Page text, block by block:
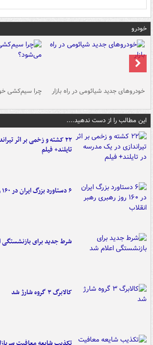
خودرو
خودروهای جدید شیائومی در راه بازار چرا سیم‌کشی
این مطالب را از دست ندهید....
۲۲ کشته و زخمی بر اثر
تایلند+ فیلم
۶ دستاورد بزرگ ایران در ۱۶۰ روز رهبری رهبر انقلاب
شرط جدید برای بازنشستگی
کالابرگ ۳ گروه شارژ شد